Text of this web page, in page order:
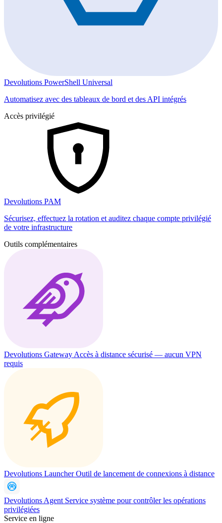
Devolutions PowerShell Universal
Automatisez avec des tableaux de bord et des API intégrés
Accès privilégié
Devolutions PAM
Sécurisez, effectuez la rotation et auditez chaque compte privilégié
de votre infrastructure
Outils complémentaires
Devolutions Gateway Accès à distance sécurisé — aucun VPN
requis
Devolutions Launcher Outil de lancement de connexions à distance
Devolutions Agent Service système pour contrôler les opérations
privilégiées
Service en ligne